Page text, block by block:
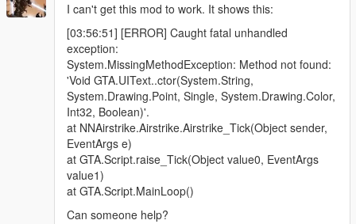
I can't get this mod to work. It shows this:
[03:56:51] [ERROR] Caught fatal unhandled
exception:
System.MissingMethodException: Method not found:
'Void GTA.UIText..ctor(System.String,
System.Drawing.Point, Single, System.Drawing.Color,
Int32, Boolean)'.
at NNAirstrike.Airstrike.Airstrike_Tick(Object sender,
EventArgs e)
at GTA.Script.raise_Tick(Object value0, EventArgs
value1)
at GTA.Script.MainLoop()
Can someone help?